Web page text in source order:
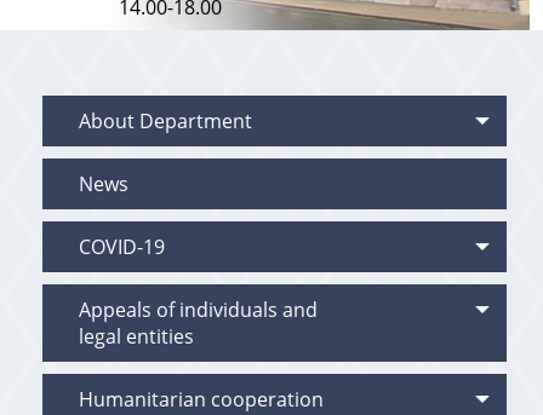
14.00-18.00
About Department
News
COVID-19
Appeals of individuals and
legal entities
Humanitarian cooperation